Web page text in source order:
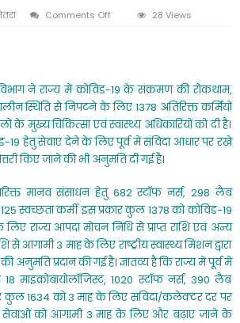
Comments Offon
बेहतर
व्यवस्था
के
लिए
शासन
ने
दी
अतिरिक्त
को
संविदा
पर
रखे
जाने
की
अनुमति
प्रदेश
28 Views
ने राज्य में कोविड-19 के संक्रमण की रोकथाम,
स्थिति से निपटने के लिए 1378 अतिरिक्त कर्मियों
मुख्य चिकित्सा एवं स्वास्थ्य अधिकारियों को दी है।
19 हेतु सेवाएं देने के लिए पूर्व में संविदा आधार पर रखे
किए जाने की भी अनुमति दी गई है।
मानव संसाधन हेतु 682 स्टॉफ नर्स, 298 लैब
स्वच्छता कर्मी इस प्रकार कुल 1378 को कोविड-19
राज्य आपदा मोचन निधि से प्राप्त राशि एवं अन्य
से आगामी 3 माह के लिए राष्ट्रीय स्वास्थ्य मिशन द्वारा
अनुमति प्रदान की गई है। ज्ञातव्य है कि राज्य में पूर्व में
1020 स्टॉफ नर्स, 390 लैब
कुल 1634 को 3 माह के लिए संविदा/कलेक्टर दर पर
सेवाओं को आगामी 3 माह के लिए और बढ़ाए जाने के